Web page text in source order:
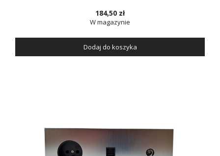
184,50 zł
W magazynie
Dodaj do koszyka